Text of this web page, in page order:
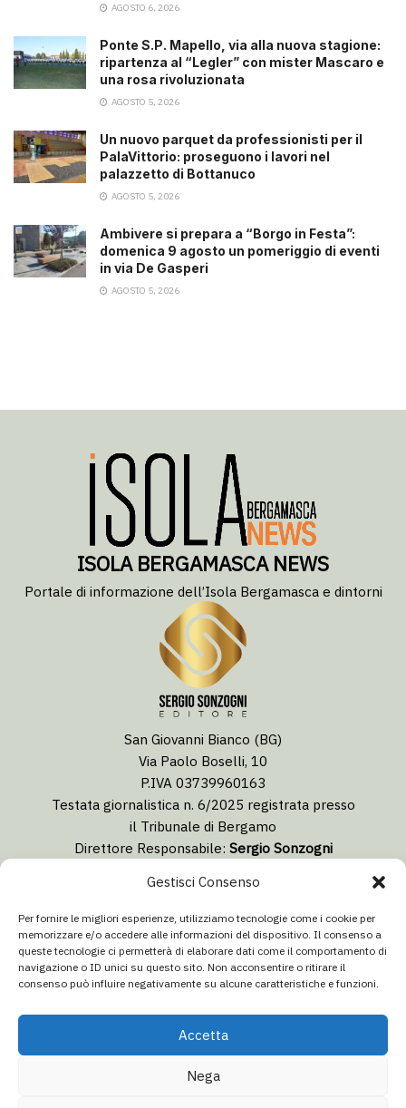
Gestisci Consenso
Per fornire le migliori esperienze, utilizziamo tecnologie come i cookie per
memorizzare e/o accedere alle informazioni del dispositivo. Il consenso a
queste tecnologie ci permetterà di elaborare dati come il comportamento di
navigazione o ID unici su questo sito. Non acconsentire o ritirare il
consenso può influire negativamente su alcune caratteristiche e funzioni.
Accetta
Nega
AGOSTO 6, 2026
Ponte S.P. Mapello, via alla nuova stagione:
ripartenza al “Legler” con mister Mascaro e
una rosa rivoluzionata
AGOSTO 5, 2026
Un nuovo parquet da professionisti per il
PalaVittorio: proseguono i lavori nel
palazzetto di Bottanuco
AGOSTO 5, 2026
Ambivere si prepara a “Borgo in Festa”:
domenica 9 agosto un pomeriggio di eventi
in via De Gasperi
AGOSTO 5, 2026
ISOLA BERGAMASCA NEWS
Portale di informazione dell’Isola Bergamasca e dintorni
San Giovanni Bianco (BG)
Via Paolo Boselli, 10
P.IVA 03739960163
Testata giornalistica n. 6/2025 registrata presso
il Tribunale di Bergamo
Direttore Responsabile: Sergio Sonzogni
redazione@isolabergamascanews.it
info@italiacommunication.com
Telefono: 0345 41834